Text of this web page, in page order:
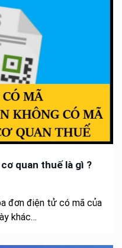
quan thuế là gì ?
đơn điện tử có mã của
khác…